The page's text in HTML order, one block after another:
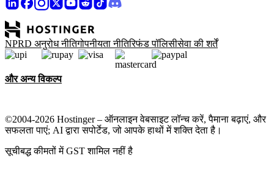
NPRD अनुरोध नीतिगोपनीयता नीतिरिफंड पॉलिसीसेवा की शर्तें
और अन्य विकल्प
©2004-2026 Hostinger – ऑनलाइन वेबसाइट लॉन्च करें, पैमाना बढ़ाएं, और
सफलता पाएं; AI द्वारा सपोर्टेड, जो आपके हाथों में शक्ति देता है।
सूचीबद्ध कीमतों में GST शामिल नहीं है